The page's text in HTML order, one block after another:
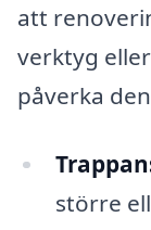
att
verktyg
påverka
större